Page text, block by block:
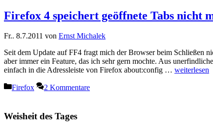
Firefox 4 speichert geöffnete Tabs nicht
Fr.. 8.7.2011 von Ernst Michalek
Seit dem Update auf FF4 fragt mich der Browser beim Schließen
aber immer ein Feature, das ich sehr gern mochte. Aus
einfach in die Adressleiste von Firefox about:config … weiterlesen
Kategorien
Firefox 2 Kommentare
Weisheit des Tages